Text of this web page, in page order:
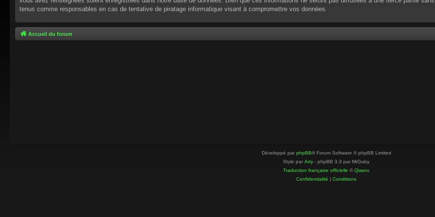
tenus comme responsables en cas de tentative de piratage informatique visant à compromettre vos données.
Accueil du forum
Développé par phpBB® Forum Software © phpBB Limited
Style par Arty - phpBB 3.3 par MrGaby
Traduction française officielle ©Qiaeru
Confidentialité | Conditions